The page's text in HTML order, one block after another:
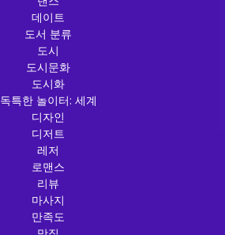
데이트
도서 분류
도시
도시문화
도시화
독특한 놀이터: 세계
디자인
디저트
레저
로맨스
리뷰
마사지
만족도